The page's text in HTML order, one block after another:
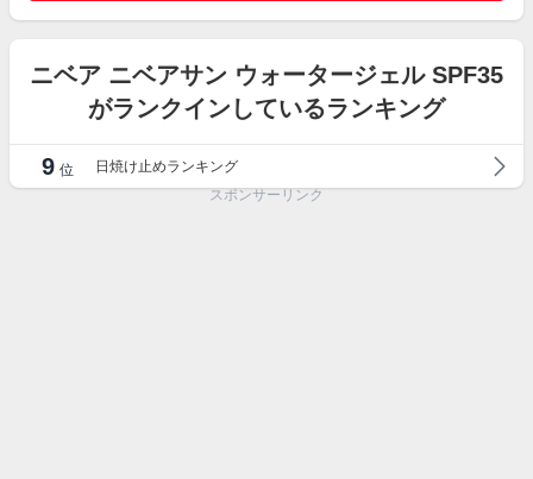
ニベア ニベアサン ウォータージェル SPF35
がランクインしているランキング
9 位
日焼け止めランキング
スポンサーリンク